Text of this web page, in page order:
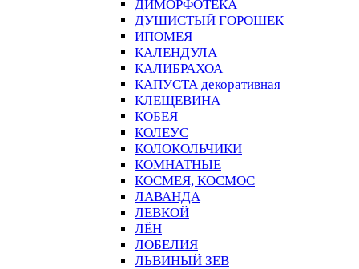
ДИМОРФОТЕКА
ДУШИСТЫЙ ГОРОШЕК
ИПОМЕЯ
КАЛЕНДУЛА
КАЛИБРАХОА
КАПУСТА декоративная
КЛЕЩЕВИНА
КОБЕЯ
КОЛЕУС
КОЛОКОЛЬЧИКИ
КОМНАТНЫЕ
КОСМЕЯ, КОСМОС
ЛАВАНДА
ЛЕВКОЙ
ЛЁН
ЛОБЕЛИЯ
ЛЬВИНЫЙ ЗЕВ